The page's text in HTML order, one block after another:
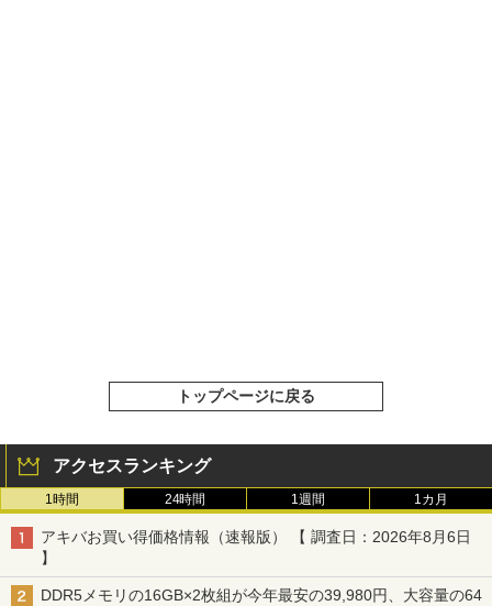
トップページに戻る
アクセスランキング
1時間 24時間 1週間 1カ月
アキバお買い得価格情報（速報版） 【 調査日：2026年8月6日
】
DDR5メモリの16GB×2枚組が今年最安の39,980円、大容量の64